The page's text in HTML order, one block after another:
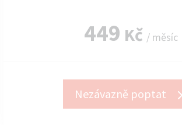
449 Kč / měsíc
Nezávazně poptat